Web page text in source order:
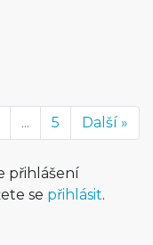
... 5 Další »
přihlášení
se přihlásit.